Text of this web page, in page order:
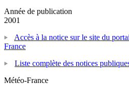
Année de publication
2001
Accès à la notice sur le site du
France
Liste complète des notices
Météo-France